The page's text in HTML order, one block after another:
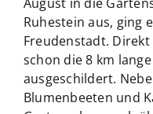
Ruhestein aus, ging
Freudenstadt.
schon die 8 km
ausgeschildert.
Blumenbeeten und